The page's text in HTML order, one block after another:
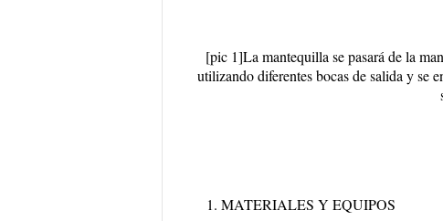
[pic 1]La mantequilla se pasará de la
utilizando diferentes bocas de salida y se
MATERIALES Y EQUIPOS